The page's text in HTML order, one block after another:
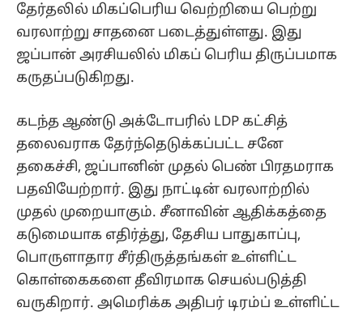
தேர்தலில் மிகப்பெரிய வெற்றியை பெற்று
வரலாற்று சாதனை படைத்துள்ளது. இது
ஜப்பான் அரசியலில் மிகப் பெரிய திருப்பமாக
கருதப்படுகிறது.
கடந்த ஆண்டு அக்டோபரில் LDP கட்சித்
தலைவராக தேர்ந்தெடுக்கப்பட்ட சனே
தகைச்சி, ஜப்பானின் முதல் பெண் பிரதமராக
பதவியேற்றார். இது நாட்டின் வரலாற்றில்
முதல் முறையாகும். சீனாவின் ஆதிக்கத்தை
கடுமையாக எதிர்த்து, தேசிய பாதுகாப்பு,
பொருளாதார சீர்திருத்தங்கள் உள்ளிட்ட
கொள்கைகளை தீவிரமாக செயல்படுத்தி
வருகிறார். அமெரிக்க அதிபர் டிரம்ப் உள்ளிட்ட